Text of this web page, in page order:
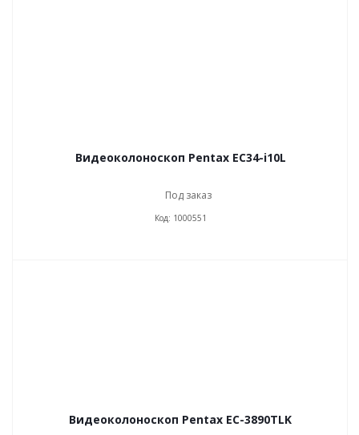
Видеоколоноскоп Pentax EC34-i10L
Под заказ
Код: 1000551
Видеоколоноскоп Pentax EC-3890TLK